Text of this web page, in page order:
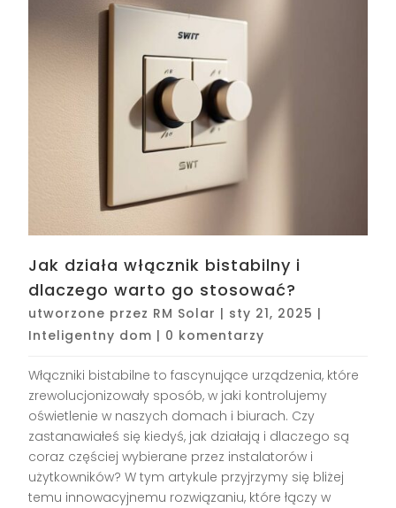
Jak działa włącznik bistabilny i
dlaczego warto go stosować?
utworzone przez RM Solar | sty 21, 2025 |
Inteligentny dom | 0 komentarzy
Włączniki bistabilne to fascynujące urządzenia, które
zrewolucjonizowały sposób, w jaki kontrolujemy
oświetlenie w naszych domach i biurach. Czy
zastanawiałeś się kiedyś, jak działają i dlaczego są
coraz częściej wybierane przez instalatorów i
użytkowników? W tym artykule przyjrzymy się bliżej
temu innowacyjnemu rozwiązaniu, które łączy w